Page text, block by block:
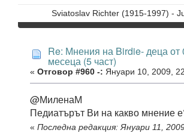
Sviatoslav Richter (1915-1997) -
Re: Мнения на Birdie- деца от
месеца (5 част)
« Отговор #960 -: Януари 10, 2009,
@МиленаМ
Педиатърът Ви на какво мнение
« Последна редакция: Януари 11,